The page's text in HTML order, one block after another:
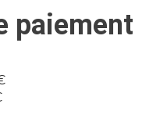
paiement